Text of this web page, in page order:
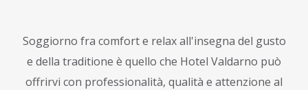
Soggiorno fra comfort e relax all'insegna del gusto
e della traditione è quello che Hotel Valdarno può
offrirvi con professionalità, qualità e attenzione al